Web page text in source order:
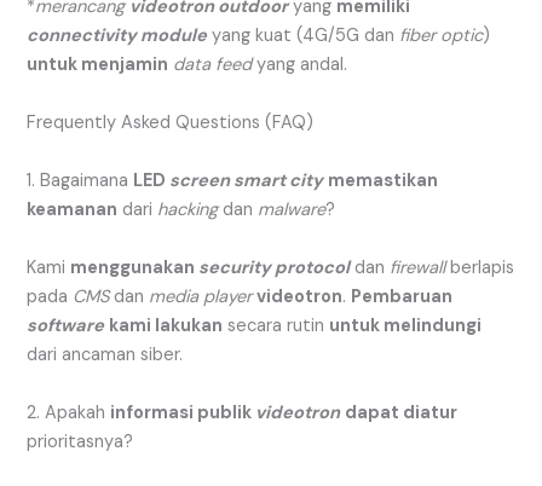
*merancang videotron outdooryang memiliki
connectivity module yang kuat (4G/5G dan fiber optic)
untuk menjamin data feedyang andal.
Frequently Asked Questions (FAQ)
1. Bagaimana LED screen smart city memastikan
keamanan dari hackingdan malware?
Kami menggunakan security protocoldan firewallberlapis
pada CMSdan media player videotron. Pembaruan
software kami lakukan secara rutin untuk melindungi
dari ancaman siber.
2. Apakah informasi publik videotron dapat diatur
prioritasnya?